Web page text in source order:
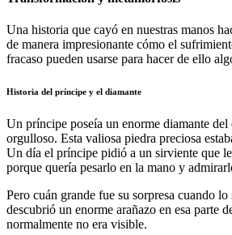
Una historia que cayó en nuestras manos
de manera impresionante cómo el
fracaso pueden usarse para hacer de ello
Historia del príncipe y el diamante
Un príncipe poseía un enorme diamante del
orgulloso. Esta valiosa piedra preciosa
Un día el príncipe pidió a un sirviente que
porque quería pesarlo en la mano y
Pero cuán grande fue su sorpresa cuando
descubrió un enorme arañazo en esa parte
normalmente no era visible.